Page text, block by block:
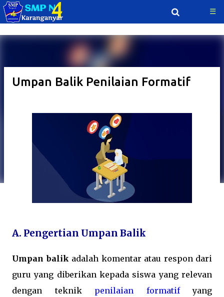
☰
Umpan Balik Penilaian Formatif
A. Pengertian Umpan Balik
Umpan balik adalah komentar atau respon dari
guru yang diberikan kepada siswa yang relevan
dengan teknik penilaian formatifyang